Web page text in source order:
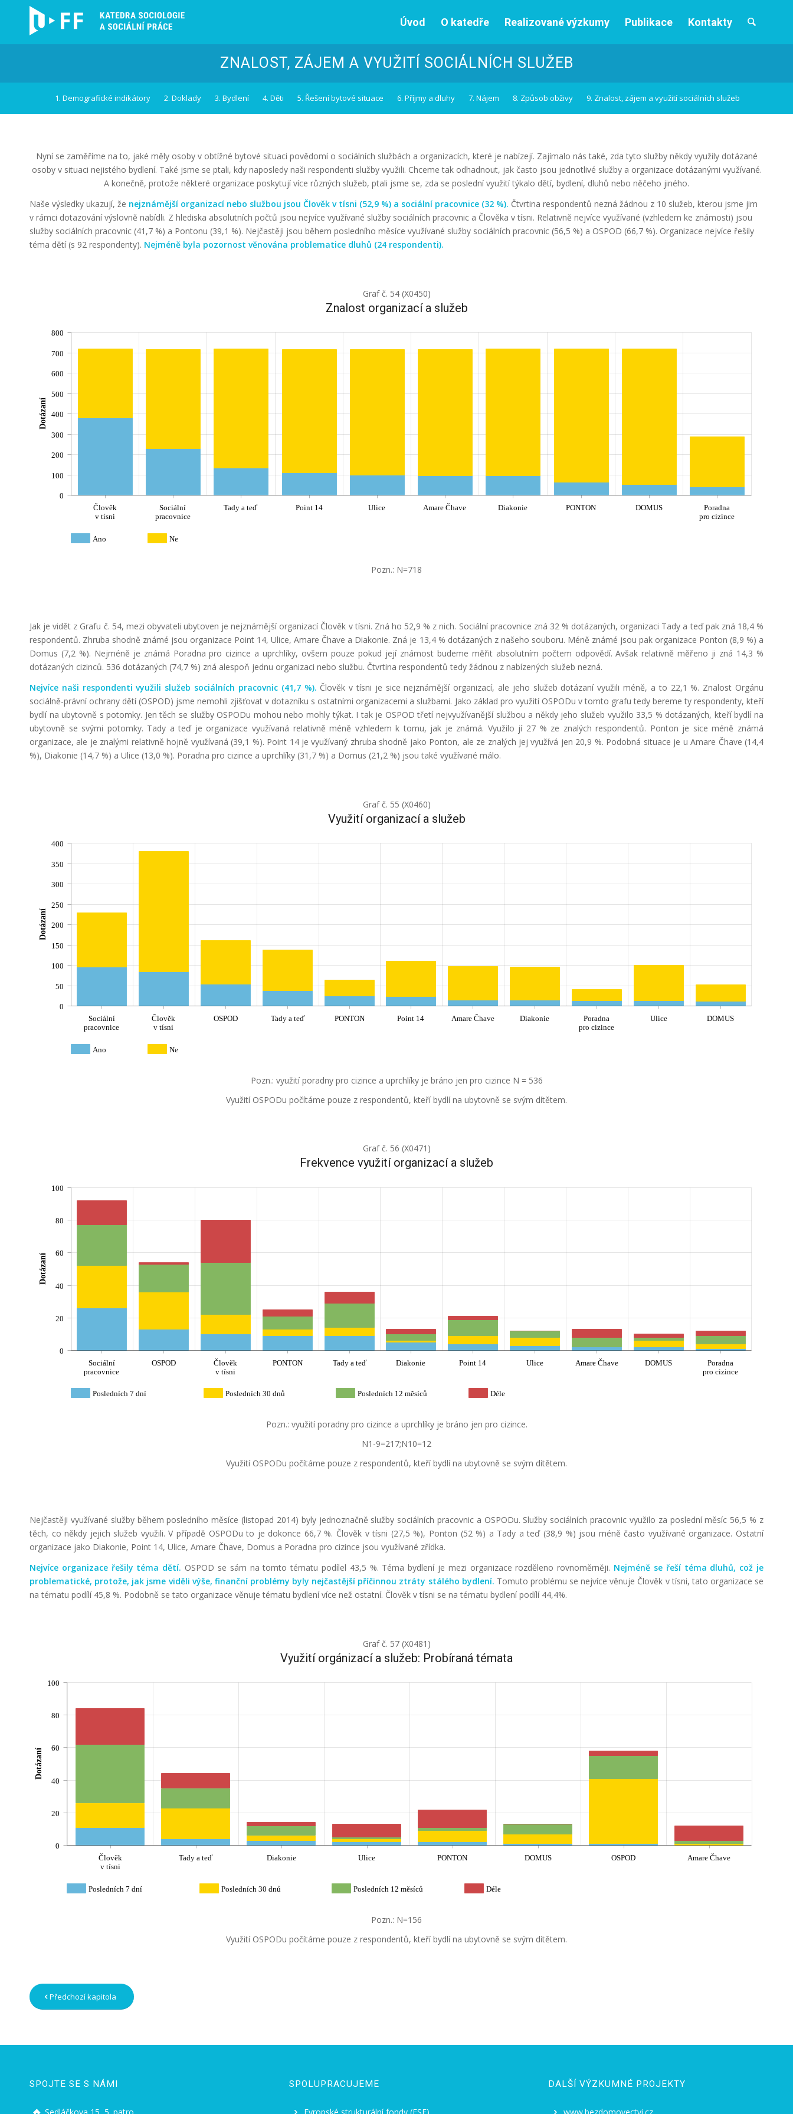
Úvod O katedře Realizované výzkumy Publikace Kontakty
ZNALOST, ZÁJEM A VYUŽITÍ SOCIÁLNÍCH SLUŽEB
1. Demografické indikátory 2. Doklady 3. Bydlení 4. Děti 5. Řešení bytové situace 6. Příjmy a dluhy 7. Nájem 8. Způsob obživy 9. Znalost, zájem a využití sociálních služeb
Nyní se zaměříme na to, jaké měly osoby v obtížné bytové situaci povědomí o sociálních službách a organizacích, které je nabízejí. Zajímalo nás také, zda tyto služby někdy využily dotázané
osoby v situaci nejistého bydlení. Také jsme se ptali, kdy naposledy naši respondenti služby využili. Chceme tak odhadnout, jak často jsou jednotlivé služby a organizace dotázanými využívané.
A konečně, protože některé organizace poskytují více různých služeb, ptali jsme se, zda se poslední využití týkalo dětí, bydlení, dluhů nebo něčeho jiného.
Naše výsledky ukazují, že nejznámější organizací nebo službou jsou Člověk v tísni (52,9 %) a sociální pracovnice (32 %). Čtvrtina respondentů nezná žádnou z 10 služeb, kterou jsme jim
v rámci dotazování výslovně nabídli. Z hlediska absolutních počtů jsou nejvíce využívané služby sociálních pracovnic a Člověka v tísni. Relativně nejvíce využívané (vzhledem ke známosti) jsou
služby sociálních pracovnic (41,7 %) a Pontonu (39,1 %). Nejčastěji jsou během posledního měsíce využívané služby sociálních pracovnic (56,5 %) a OSPOD (66,7 %). Organizace nejvíce řešily
téma dětí (s 92 respondenty). Nejméně byla pozornost věnována problematice dluhů (24 respondenti).
Graf č. 54 (X0450)
Znalost organizací a služeb
Člověk
v tísni
Sociální
pracovnice
Tady a teď Point 14 Ulice Amare Čhave Diakonie PONTON DOMUS
Poradna
pro cizince
0
100
200
300
400
500
600
700
800
Dotázaní
Ano Ne
Pozn.: N=718
Jak je vidět z Grafu č. 54, mezi obyvateli ubytoven je nejznámější organizací Člověk v tísni. Zná ho 52,9 % z nich. Sociální pracovnice zná 32 % dotázaných, organizaci Tady a teď pak zná 18,4 %
respondentů. Zhruba shodně známé jsou organizace Point 14, Ulice, Amare Čhave a Diakonie. Zná je 13,4 % dotázaných z našeho souboru. Méně známé jsou pak organizace Ponton (8,9 %) a
Domus (7,2 %). Nejméně je známá Poradna pro cizince a uprchlíky, ovšem pouze pokud její známost budeme měřit absolutním počtem odpovědí. Avšak relativně měřeno ji zná 14,3 %
dotázaných cizinců. 536 dotázaných (74,7 %) zná alespoň jednu organizaci nebo službu. Čtvrtina respondentů tedy žádnou z nabízených služeb nezná.
Nejvíce naši respondenti využili služeb sociálních pracovnic (41,7 %). Člověk v tísni je sice nejznámější organizací, ale jeho služeb dotázaní využili méně, a to 22,1 %. Znalost Orgánu
sociálně-právní ochrany dětí (OSPOD) jsme nemohli zjišťovat v dotazníku s ostatními organizacemi a službami. Jako základ pro využití OSPODu v tomto grafu tedy bereme ty respondenty, kteří
bydlí na ubytovně s potomky. Jen těch se služby OSPODu mohou nebo mohly týkat. I tak je OSPOD třetí nejvyužívanější službou a někdy jeho služeb využilo 33,5 % dotázaných, kteří bydlí na
ubytovně se svými potomky. Tady a teď je organizace využívaná relativně méně vzhledem k tomu, jak je známá. Využilo jí 27 % ze znalých respondentů. Ponton je sice méně známá
organizace, ale je znalými relativně hojně využívaná (39,1 %). Point 14 je využívaný zhruba shodně jako Ponton, ale ze znalých jej využívá jen 20,9 %. Podobná situace je u Amare Čhave (14,4
%), Diakonie (14,7 %) a Ulice (13,0 %). Poradna pro cizince a uprchlíky (31,7 %) a Domus (21,2 %) jsou také využívané málo.
Graf č. 55 (X0460)
Využití organizací a služeb
Sociální
pracovnice
Člověk
v tísni
OSPOD Tady a teď PONTON Point 14 Amare Čhave Diakonie
Poradna
pro cizince
Ulice DOMUS
0
50
100
150
200
250
300
350
400
Dotázaní
Ano Ne
Pozn.: využití poradny pro cizince a uprchlíky je bráno jen pro cizince N = 536
Využití OSPODu počítáme pouze z respondentů, kteří bydlí na ubytovně se svým dítětem.
Graf č. 56 (X0471)
Frekvence využití organizací a služeb
Sociální
pracovnice
OSPOD
Člověk
v tísni
PONTON Tady a teď Diakonie Point 14 Ulice Amare Čhave DOMUS
Poradna
pro cizince
0
20
40
60
80
100
Dotázaní
Posledních 7 dní Posledních 30 dnů Posledních 12 měsíců Déle
Pozn.: využití poradny pro cizince a uprchlíky je bráno jen pro cizince.
N1-9=217;N10=12
Využití OSPODu počítáme pouze z respondentů, kteří bydlí na ubytovně se svým dítětem.
Nejčastěji využívané služby během posledního měsíce (listopad 2014) byly jednoznačně služby sociálních pracovnic a OSPODu. Služby sociálních pracovnic využilo za poslední měsíc 56,5 % z
těch, co někdy jejich služeb využili. V případě OSPODu to je dokonce 66,7 %. Člověk v tísni (27,5 %), Ponton (52 %) a Tady a teď (38,9 %) jsou méně často využívané organizace. Ostatní
organizace jako Diakonie, Point 14, Ulice, Amare Čhave, Domus a Poradna pro cizince jsou využívané zřídka.
Nejvíce organizace řešily téma dětí. OSPOD se sám na tomto tématu podílel 43,5 %. Téma bydlení je mezi organizace rozděleno rovnoměrněji. Nejméně se řeší téma dluhů, což je
problematické, protože, jak jsme viděli výše, finanční problémy byly nejčastější příčinnou ztráty stálého bydlení. Tomuto problému se nejvíce věnuje Člověk v tísni, tato organizace se
na tématu podílí 45,8 %. Podobně se tato organizace věnuje tématu bydlení více než ostatní. Člověk v tísni se na tématu bydlení podílí 44,4%.
Graf č. 57 (X0481)
Využití orgánizací a služeb: Probíraná témata
Člověk
v tísni
Tady a teď Diakonie Ulice PONTON DOMUS OSPOD Amare Čhave
0
20
40
60
80
100
Dotázaní
Posledních 7 dní Posledních 30 dnů Posledních 12 měsíců Déle
Pozn.: N=156
Využití OSPODu počítáme pouze z respondentů, kteří bydlí na ubytovně se svým dítětem.
Předchozí kapitola
SPOJTE SE S NÁMI SPOLUPRACUJEME DALŠÍ VÝZKUMNÉ PROJEKTY